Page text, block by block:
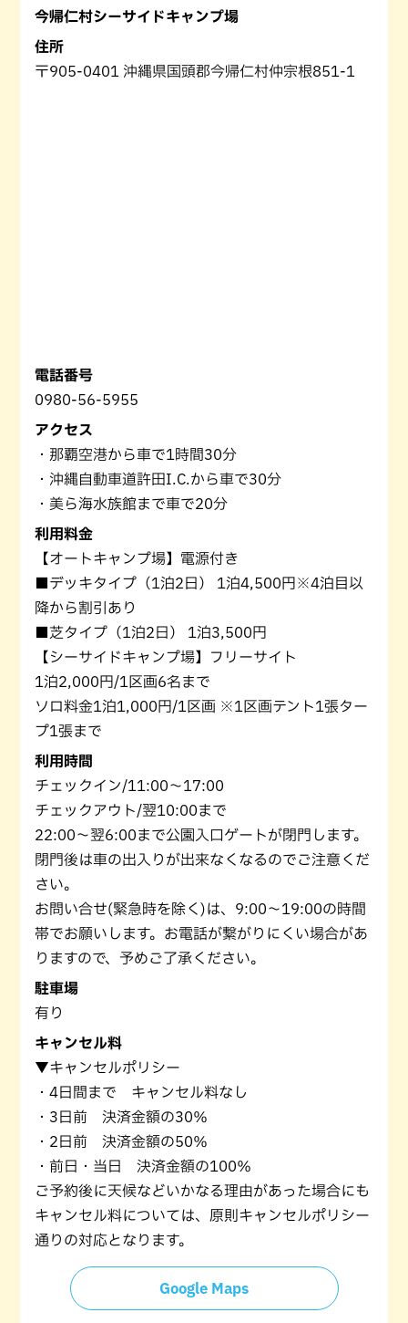
今帰仁村シーサイドキャンプ場
住所
〒905-0401 沖縄県国頭郡今帰仁村仲宗根851-1
電話番号
0980-56-5955
アクセス
・那覇空港から車で1時間30分
・沖縄自動車道許田I.C.から車で30分
・美ら海水族館まで車で20分
利用料金
【オートキャンプ場】電源付き
■デッキタイプ（1泊2日） 1泊4,500円※4泊目以
降から割引あり
■芝タイプ（1泊2日） 1泊3,500円
【シーサイドキャンプ場】フリーサイト
1泊2,000円/1区画6名まで
ソロ料金1泊1,000円/1区画 ※1区画テント1張ター
プ1張まで
利用時間
チェックイン/11:00～17:00
チェックアウト/翌10:00まで
22:00～翌6:00まで公園入口ゲートが閉門します。
閉門後は車の出入りが出来なくなるのでご注意くだ
さい。
お問い合せ(緊急時を除く)は、9:00～19:00の時間
帯でお願いします。お電話が繋がりにくい場合があ
りますので、予めご了承ください。
駐車場
有り
キャンセル料
▼キャンセルポリシー
・4日間まで キャンセル料なし
・3日前 決済金額の30％
・2日前 決済金額の50％
・前日・当日 決済金額の100％
ご予約後に天候などいかなる理由があった場合にも
キャンセル料については、原則キャンセルポリシー
通りの対応となります。
Google Maps